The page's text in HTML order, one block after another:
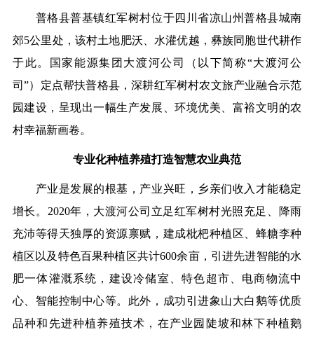
普格县普基镇红军树村位于四川省凉山州普格县城南
郊5公里处，该村土地肥沃、水灌优越，彝族同胞世代耕作
于此。国家能源集团大渡河公司（以下简称“大渡河公
司”）定点帮扶普格县，深耕红军树村农文旅产业融合示范
园建设，呈现出一幅生产发展、环境优美、富裕文明的农
村幸福新画卷。
专业化种植养殖打造智慧农业典范
产业是发展的根基，产业兴旺，乡亲们收入才能稳定
增长。2020年，大渡河公司立足红军树村光照充足、降雨
充沛等得天独厚的资源禀赋，建成枇杷种植区、蜂糖李种
植区以及特色百果种植区共计600余亩，引进先进智能的水
肥一体灌溉系统，建设冷储室、特色超市、电商物流中
心、智能控制中心等。此外，成功引进象山大白鹅等优质
品种和先进种植养殖技术，在产业园陡坡和林下种植鹅